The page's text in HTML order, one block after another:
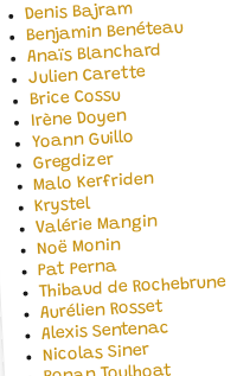
Denis Bajram
Benjamin Benéteau
Anaïs Blanchard
Julien Carette
Brice Cossu
Irène Doyen
Yoann Guillo
Gregdizer
Malo Kerfriden
Krystel
Valérie Mangin
Noë Monin
Pat Perna
Thibaud de Rochebrune
Aurélien Rosset
Alexis Sentenac
Nicolas Siner